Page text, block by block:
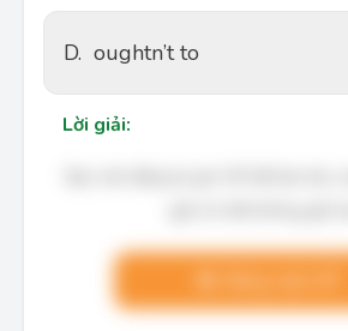
D. oughtn’t to
Lời giải: